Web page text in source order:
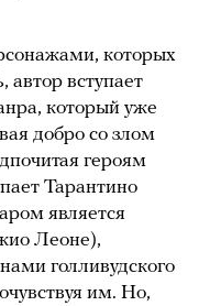
которых
автор вступает
который уже
добро со злом
героям
Тарантино
является
Леоне),
голливудского
им. Но,